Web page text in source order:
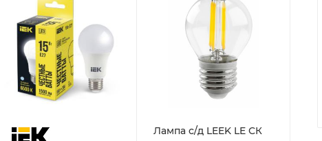
Лампа с/д LEEK LE СК